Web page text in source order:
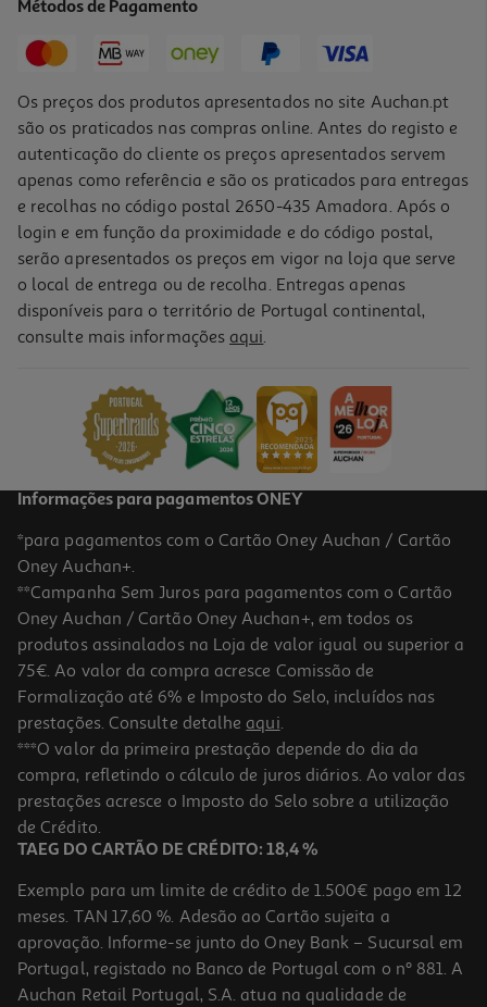
Price reduced from
21,99 €to
Promoção
-31%
Whisky Grant's Triple Wood 12 Anos 0.70 L
Price reduced from
21,59 €
Whisky Glenrothes Velho 12 Anos 0.70l
80.7 €/Lt
56,49 €
Métodos de Pagamento
Os preços dos produtos apresentados no site Auchan.pt
são os praticados nas compras online. Antes do registo e
autenticação do cliente os preços apresentados servem
apenas como referência e são os praticados para entregas
e recolhas no código postal 2650-435 Amadora. Após o
login e em função da proximidade e do código postal,
serão apresentados os preços em vigor na loja que serve
o local de entrega ou de recolha. Entregas apenas
disponíveis para o território de Portugal continental,
consulte mais informações aqui.
Informações para pagamentos ONEY
*para pagamentos com o Cartão Oney Auchan / Cartão
Oney Auchan+.
**Campanha Sem Juros para pagamentos com o Cartão
Oney Auchan / Cartão Oney Auchan+, em todos os
produtos assinalados na Loja de valor igual ou superior a
75€. Ao valor da compra acresce Comissão de
Formalização até 6% e Imposto do Selo, incluídos nas
prestações. Consulte detalhe aqui.
***O valor da primeira prestação depende do dia da
compra, refletindo o cálculo de juros diários. Ao valor das
prestações acresce o Imposto do Selo sobre a utilização
de Crédito.
TAEG DO CARTÃO DE CRÉDITO: 18,4 %
Exemplo para um limite de crédito de 1.500€ pago em 12
meses. TAN 17,60 %. Adesão ao Cartão sujeita a
aprovação. Informe-se junto do Oney Bank – Sucursal em
Portugal, registado no Banco de Portugal com o nº 881. A
Auchan Retail Portugal, S.A. atua na qualidade de